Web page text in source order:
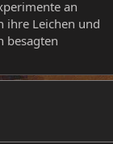
an
ihre Leichen und
besagten